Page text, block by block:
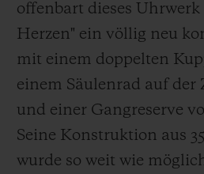
offenbart dieses
Herzen" ein völlig neu
mit einem doppelten
einem Säulenrad auf der
und einer Gangreserve
Seine Konstruktion aus
wurde so weit wie